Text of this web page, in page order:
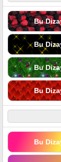
Bu
Bu
Bu
Bu
Bu